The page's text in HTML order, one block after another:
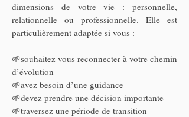
dimensions de votre vie : personnelle,
relationnelle ou professionnelle. Elle est
particulièrement adaptée si vous :
🌱souhaitez vous reconnecter à votre chemin
d’évolution
🌱avez besoin d’une guidance
🌱devez prendre une décision importante
🌱traversez une période de transition